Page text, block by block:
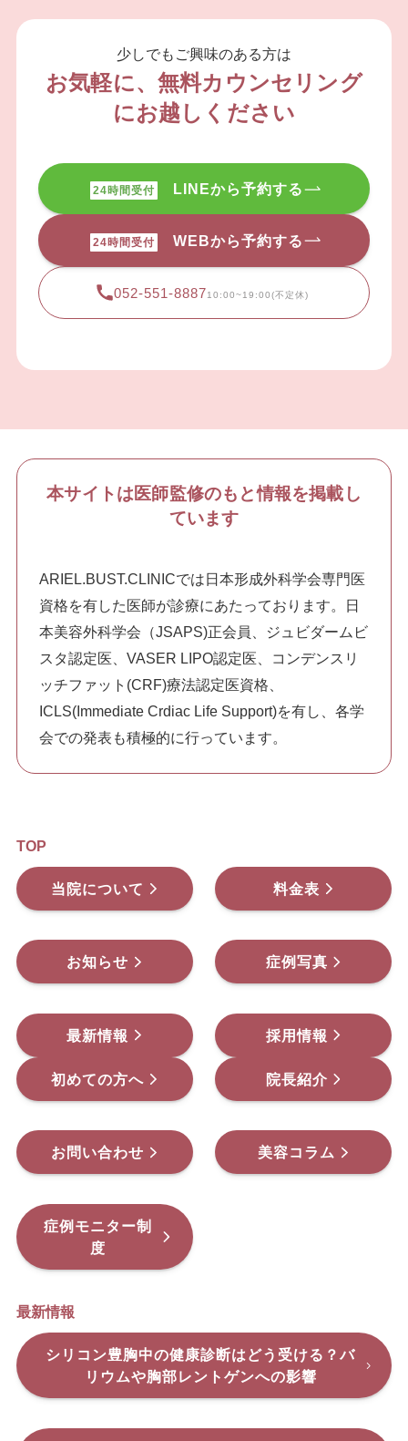
少しでもご興味のある方は
お気軽に、無料カウンセリング
にお越しください
24時間受付 LINEから予約する
24時間受付 WEBから予約する
052-551-888710:00~19:00(不定休)
本サイトは医師監修のもと情報を掲載し
ています
ARIEL.BUST.CLINICでは日本形成外科学会専門医
資格を有した医師が診療にあたっております。日
本美容外科学会（JSAPS)正会員、ジュビダームビ
スタ認定医、VASER LIPO認定医、コンデンスリ
ッチファット(CRF)療法認定医資格、
ICLS(Immediate Crdiac Life Support)を有し、各学
会での発表も積極的に行っています。
TOP
当院について
お知らせ
最新情報
料金表
症例写真
採用情報
初めての方へ
お問い合わせ
症例モニター制
度
院長紹介
美容コラム
最新情報
シリコン豊胸中の健康診断はどう受ける？バ
リウムや胸部レントゲンへの影響